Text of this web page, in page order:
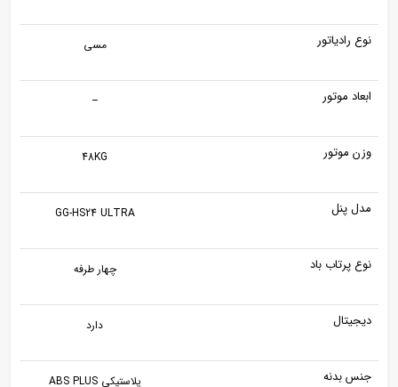
نوع رادیاتور مسی
ابعاد موتور –
وزن موتور 48KG
مدل پنل GG-HS24 ULTRA
نوع پرتاب باد چهار طرفه
دیجیتال دارد
جنس بدنه پلاستیکی ABS PLUS